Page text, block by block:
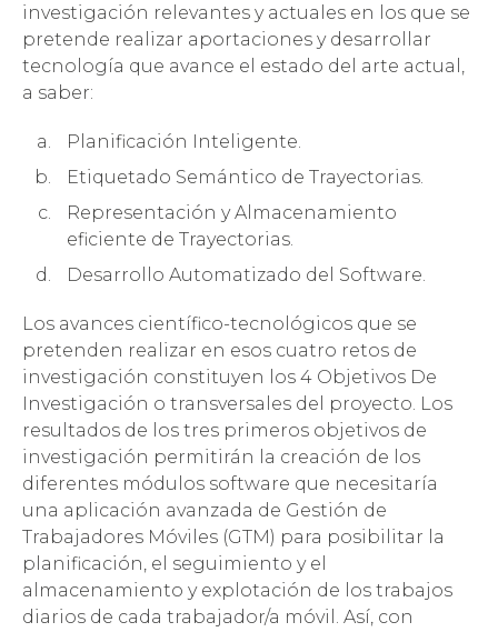
investigación relevantes y actuales en los que se
pretende realizar aportaciones y desarrollar
tecnología que avance el estado del arte actual,
a saber:
Planificación Inteligente.
Etiquetado Semántico de Trayectorias.
Representación y Almacenamiento
eficiente de Trayectorias.
Desarrollo Automatizado del Software.
Los avances científico-tecnológicos que se
pretenden realizar en esos cuatro retos de
investigación constituyen los 4 Objetivos De
Investigación o transversales del proyecto. Los
resultados de los tres primeros objetivos de
investigación permitirán la creación de los
diferentes módulos software que necesitaría
una aplicación avanzada de Gestión de
Trabajadores Móviles (GTM) para posibilitar la
planificación, el seguimiento y el
almacenamiento y explotación de los trabajos
diarios de cada trabajador/a móvil. Así, con